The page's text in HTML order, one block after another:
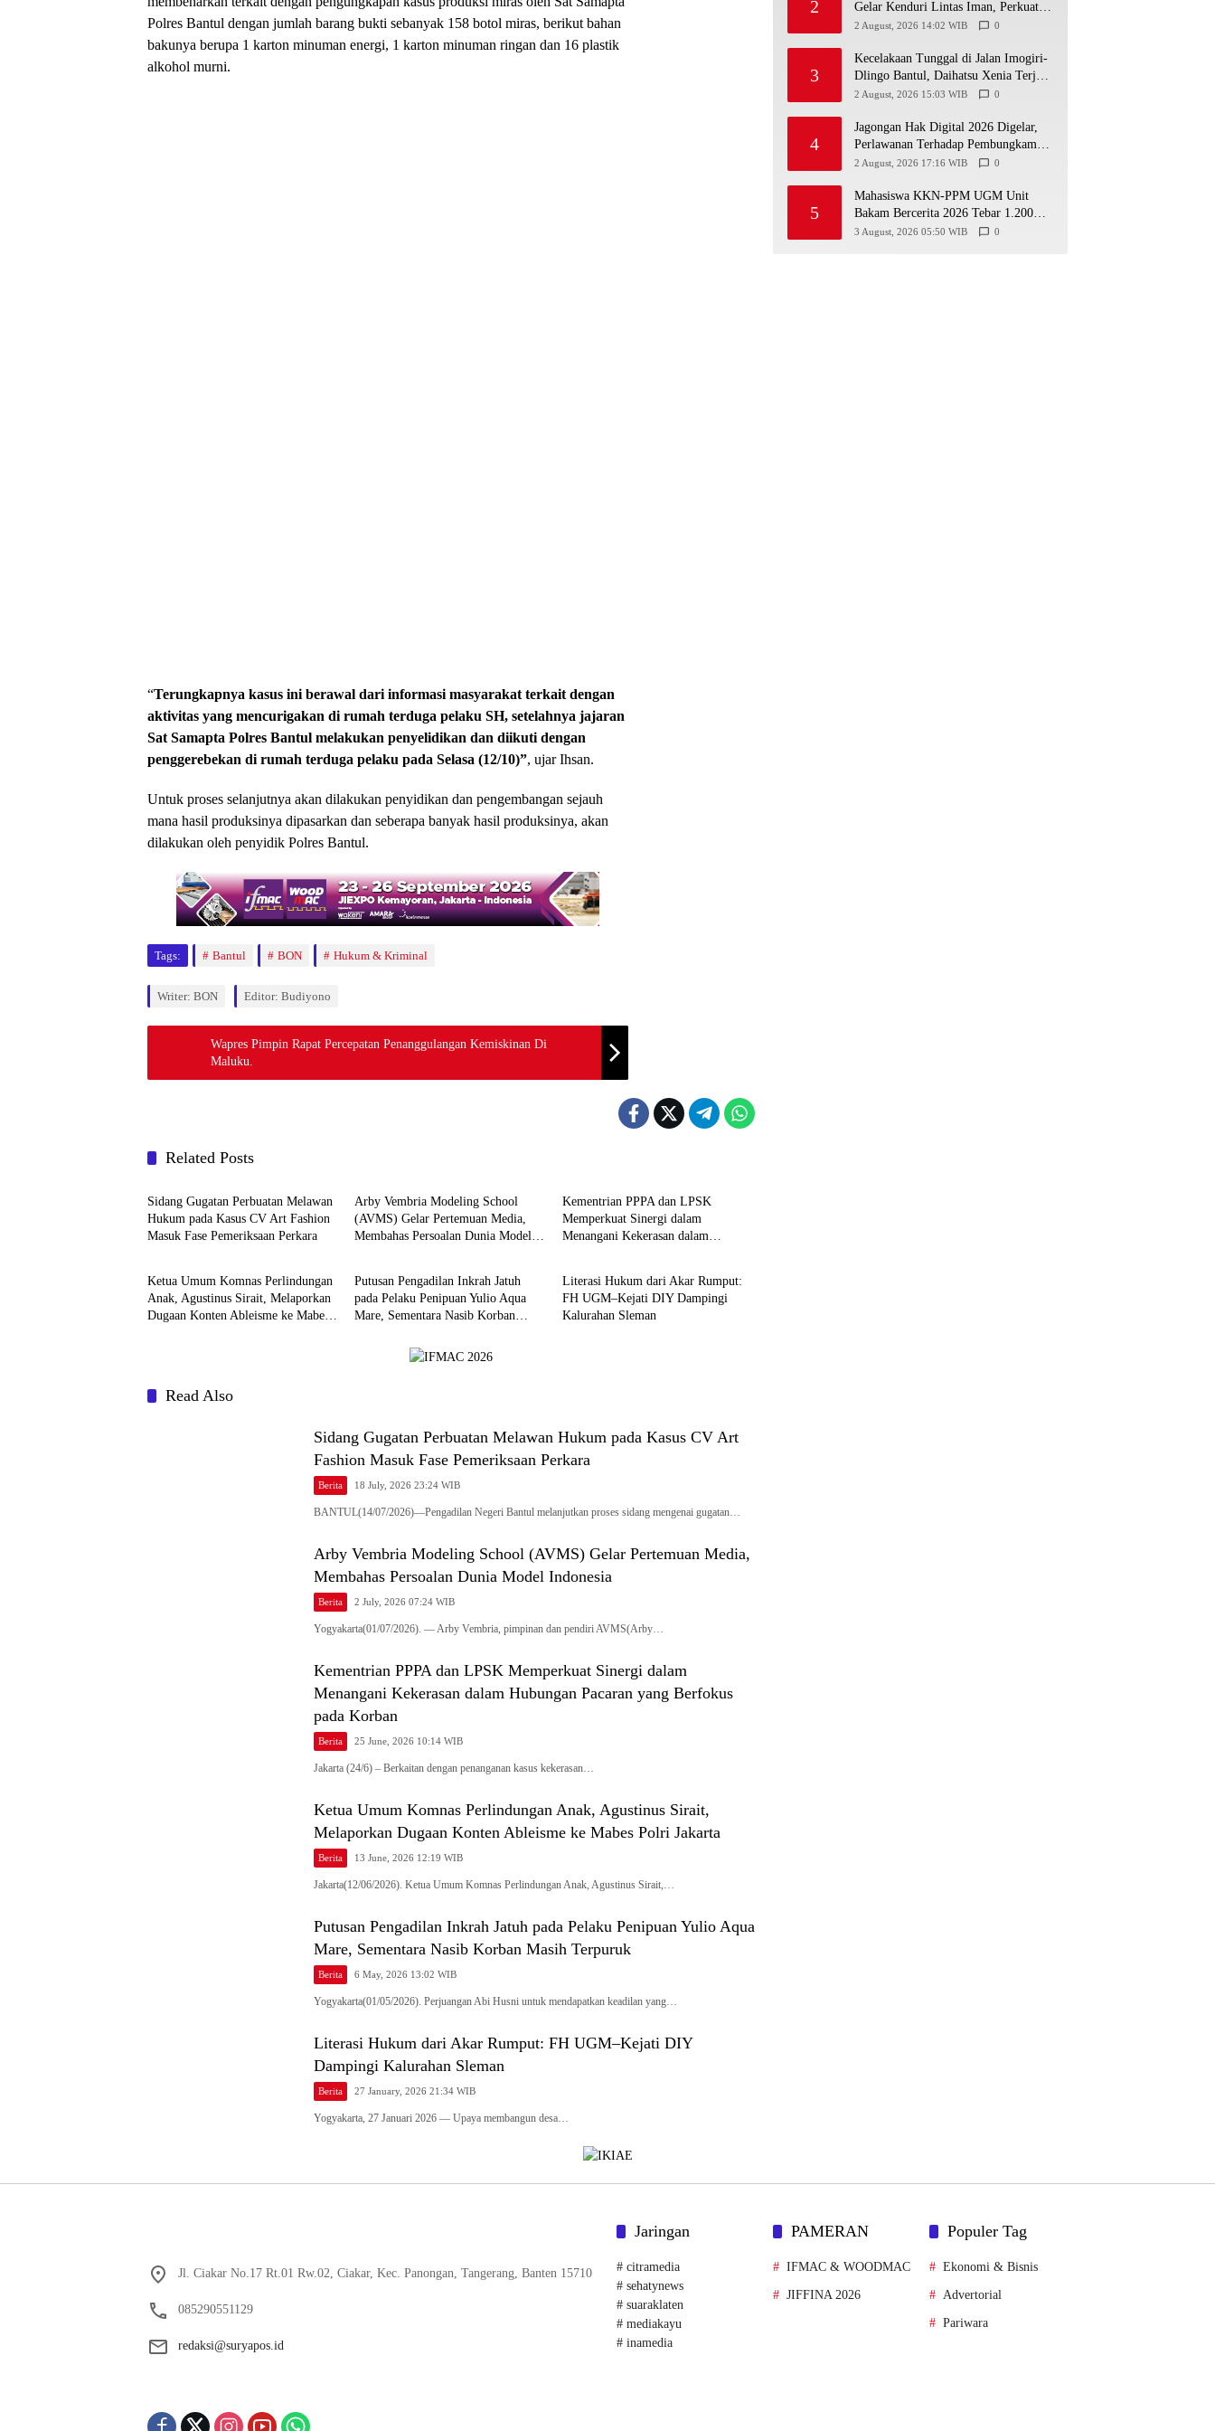
Polres Bantul dengan jumlah barang bukti sebanyak 158 botol miras, berikut bahan
bakunya berupa 1 karton minuman energi, 1 karton minuman ringan dan 16 plastik
alkohol murni.
“Terungkapnya kasus ini berawal dari informasi masyarakat terkait dengan
aktivitas yang mencurigakan di rumah terduga pelaku SH, setelahnya jajaran
Sat Samapta Polres Bantul melakukan penyelidikan dan diikuti dengan
penggerebekan di rumah terduga pelaku pada Selasa (12/10)”, ujar Ihsan.
Untuk proses selanjutnya akan dilakukan penyidikan dan pengembangan sejauh
mana hasil produksinya dipasarkan dan seberapa banyak hasil produksinya, akan
dilakukan oleh penyidik Polres Bantul.
Tags: Bantul BON Hukum & Kriminal
Writer: BON Editor: Budiyono
Wapres Pimpin Rapat Percepatan Penanggulangan Kemiskinan Di
Maluku.
Related Posts
Berita
Sidang Gugatan Perbuatan Melawan
Hukum pada Kasus CV Art Fashion
Masuk Fase Pemeriksaan Perkara
Arby Vembria Modeling School
(AVMS) Gelar Pertemuan Media,
Membahas Persoalan Dunia Model
Kementrian PPPA dan LPSK
Memperkuat Sinergi dalam
Menangani Kekerasan dalam
Ketua Umum Komnas Perlindungan
Anak, Agustinus Sirait, Melaporkan
Dugaan Konten Ableisme ke Mabes
Putusan Pengadilan Inkrah Jatuh
pada Pelaku Penipuan Yulio Aqua
Mare, Sementara Nasib Korban
Berita
Literasi Hukum dari Akar Rumput:
FH UGM–Kejati DIY Dampingi
Kalurahan Sleman
Read Also
Sidang Gugatan Perbuatan Melawan Hukum pada Kasus CV Art
Fashion Masuk Fase Pemeriksaan Perkara
Berita 18 July, 2026 23:24 WIB
BANTUL(14/07/2026)—Pengadilan Negeri Bantul melanjutkan proses sidang mengenai gugatan…
Arby Vembria Modeling School (AVMS) Gelar Pertemuan Media,
Membahas Persoalan Dunia Model Indonesia
Berita 2 July, 2026 07:24 WIB
Yogyakarta(01/07/2026). — Arby Vembria, pimpinan dan pendiri AVMS(Arby…
Kementrian PPPA dan LPSK Memperkuat Sinergi dalam
Menangani Kekerasan dalam Hubungan Pacaran yang Berfokus
pada Korban
Berita 25 June, 2026 10:14 WIB
Jakarta (24/6) – Berkaitan dengan penanganan kasus kekerasan…
Ketua Umum Komnas Perlindungan Anak, Agustinus Sirait,
Melaporkan Dugaan Konten Ableisme ke Mabes Polri Jakarta
Berita 13 June, 2026 12:19 WIB
Jakarta(12/06/2026). Ketua Umum Komnas Perlindungan Anak, Agustinus Sirait,…
Putusan Pengadilan Inkrah Jatuh pada Pelaku Penipuan Yulio Aqua
Mare, Sementara Nasib Korban Masih Terpuruk
Berita 6 May, 2026 13:02 WIB
Yogyakarta(01/05/2026). Perjuangan Abi Husni untuk mendapatkan keadilan yang…
Literasi Hukum dari Akar Rumput: FH UGM–Kejati DIY
Dampingi Kalurahan Sleman
Berita 27 January, 2026 21:34 WIB
Yogyakarta, 27 Januari 2026 — Upaya membangun desa…
2
Gelar Kenduri Lintas Iman, Perkuat
Kerukunan di Gunungkidul
2 August, 2026 14:02 WIB 0
3
Kecelakaan Tunggal di Jalan Imogiri-
Dlingo Bantul, Daihatsu Xenia Terjun
ke Jurang
2 August, 2026 15:03 WIB 0
4
Jagongan Hak Digital 2026 Digelar,
Perlawanan Terhadap Pembungkaman
Media Digital
2 August, 2026 17:16 WIB 0
5
Mahasiswa KKN-PPM UGM Unit
Bakam Bercerita 2026 Tebar 1.200
Bibit Mangrove di Sungai Air Layang
3 August, 2026 05:50 WIB 0
Jl. Ciakar No.17 Rt.01 Rw.02, Ciakar, Kec. Panongan, Tangerang, Banten 15710
085290551129
redaksi@suryapos.id
Jaringan
# citramedia
# sehatynews
# suaraklaten
# mediakayu
# inamedia
PAMERAN
IFMAC & WOODMAC
JIFFINA 2026
Populer Tag
Ekonomi & Bisnis
Advertorial
Pariwara